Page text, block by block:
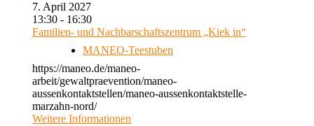
7. April 2027
13:30 - 16:30
Familien- und Nachbarschaftszentrum „Kiek in“
MANEO-Teestuben
https://maneo.de/maneo-
arbeit/gewaltpraevention/maneo-
aussenkontaktstellen/maneo-aussenkontaktstelle-
marzahn-nord/
Weitere Informationen